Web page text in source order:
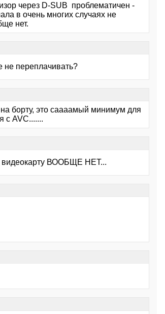
через D-SUB проблематичен -
в очень многих случаях не
нет.
не переплачивать?
борту, это саааамый минимум для
с AVC.......
видеокарту ВООБЩЕ НЕТ...